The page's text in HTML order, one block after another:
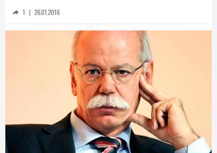
1 | 26.01.2016